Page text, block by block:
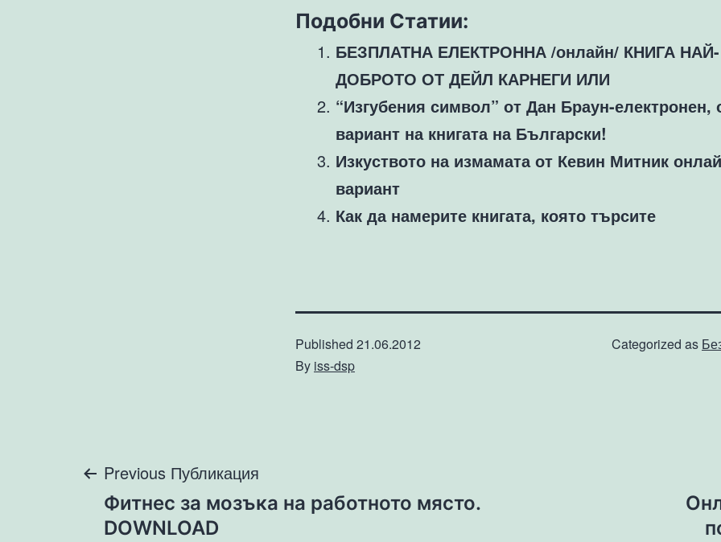
Подобни Статии:
БЕЗПЛАТНА ЕЛЕКТРОННА /онлайн/ КНИГА НАЙ-
ДОБРОТО ОТ ДЕЙЛ КАРНЕГИ ИЛИ
“Изгубения символ” от Дан Браун-електронен,
вариант на книгата на Български!
Изкуството на измамата от Кевин Митник
вариант
Как да намерите книгата, която търсите
Published 21.06.2012
By iss-dsp
Categorized as
Навигация
Previous Публикация
Фитнес за мозъка на работното място.
DOWNLOAD